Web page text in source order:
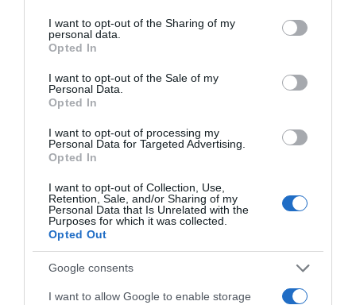
not limited to your visit or usage behaviour. You may click to
grant or deny consent to Google and its third-party tags to
use your data for below specified purposes in below Google
consent section.
I want to opt-out of the Sharing of my
personal data.
Opted In
I want to opt-out of the Sale of my
Personal Data.
Opted In
I want to opt-out of processing my
Personal Data for Targeted Advertising.
Opted In
I want to opt-out of Collection, Use,
Retention, Sale, and/or Sharing of my
Personal Data that Is Unrelated with the
Purposes for which it was collected.
Opted Out
Google consents
I want to allow Google to enable storage